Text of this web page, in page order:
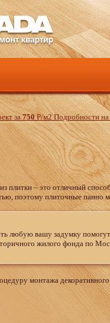
за750 Р/м2 Подробности
плитки – это отличный
поэтому плиточные панно
любую вашу задумку
жилого фонда по
монтажа